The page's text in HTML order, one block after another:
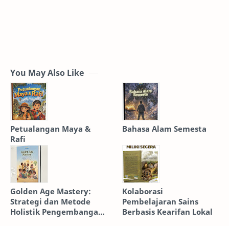
You May Also Like
Petualangan Maya &
Rafi
Bahasa Alam Semesta
Golden Age Mastery:
Strategi dan Metode
Holistik Pengembangan
Kolaborasi
Pembelajaran Sains
Berbasis Kearifan Lokal